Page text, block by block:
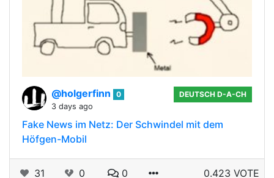
@holgerfinn
0
3 days ago
DEUTSCH D-A-CH
Fake News im Netz: Der Schwindel mit dem
Höfgen-Mobil
31 0 0 0.423 VOTE